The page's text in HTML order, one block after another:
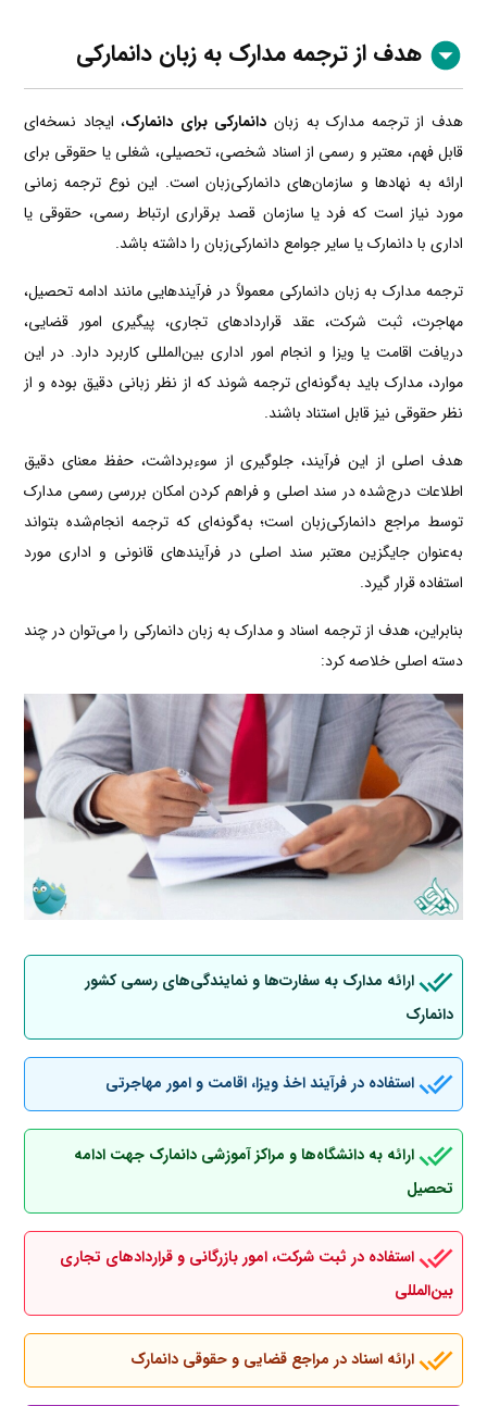
هدف از ترجمه مدارک به زبان دانمارکی
هدف از ترجمه مدارک به زبان دانمارکی برای دانمارک، ایجاد نسخه‌ای
قابل فهم، معتبر و رسمی از اسناد شخصی، تحصیلی، شغلی یا حقوقی برای
ارائه به نهادها و سازمان‌های دانمارکی‌زبان است. این نوع ترجمه زمانی
مورد نیاز است که فرد یا سازمان قصد برقراری ارتباط رسمی، حقوقی یا
اداری با دانمارک یا سایر جوامع دانمارکی‌زبان را داشته باشد.
ترجمه مدارک به زبان دانمارکی معمولاً در فرآیندهایی مانند ادامه تحصیل،
مهاجرت، ثبت شرکت، عقد قراردادهای تجاری، پیگیری امور قضایی،
دریافت اقامت یا ویزا و انجام امور اداری بین‌المللی کاربرد دارد. در این
موارد، مدارک باید به‌گونه‌ای ترجمه شوند که از نظر زبانی دقیق بوده و از
نظر حقوقی نیز قابل استناد باشند.
هدف اصلی از این فرآیند، جلوگیری از سوءبرداشت، حفظ معنای دقیق
اطلاعات درج‌شده در سند اصلی و فراهم کردن امکان بررسی رسمی مدارک
توسط مراجع دانمارکی‌زبان است؛ به‌گونه‌ای که ترجمه انجام‌شده بتواند
به‌عنوان جایگزین معتبر سند اصلی در فرآیندهای قانونی و اداری مورد
استفاده قرار گیرد.
بنابراین، هدف از ترجمه اسناد و مدارک به زبان دانمارکی را می‌توان در چند
دسته اصلی خلاصه کرد:
ارائه مدارک به سفارت‌ها و نمایندگی‌های رسمی کشور
دانمارک
استفاده در فرآیند اخذ ویزا، اقامت و امور مهاجرتی
ارائه به دانشگاه‌ها و مراکز آموزشی دانمارک جهت ادامه
تحصیل
استفاده در ثبت شرکت، امور بازرگانی و قراردادهای تجاری
بین‌المللی
ارائه اسناد در مراجع قضایی و حقوقی دانمارک